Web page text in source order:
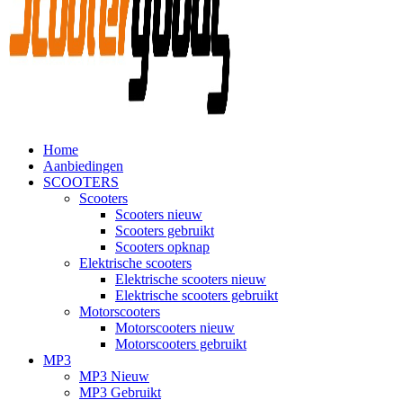
Home
Aanbiedingen
SCOOTERS
Scooters
Scooters nieuw
Scooters gebruikt
Scooters opknap
Elektrische scooters
Elektrische scooters nieuw
Elektrische scooters gebruikt
Motorscooters
Motorscooters nieuw
Motorscooters gebruikt
MP3
MP3 Nieuw
MP3 Gebruikt